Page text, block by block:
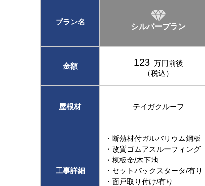
プラン名
シルバープラン
金額 123 万円前後
（税込）
屋根材 テイガクルーフ
工事詳細
・断熱材付ガルバリウム鋼板
・改質ゴムアスルーフィング
・棟板金/木下地
・セットバックスタータ/有り
・面戸取り付け/有り